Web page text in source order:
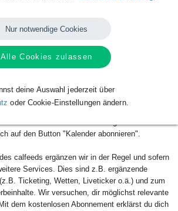
Desktop-PC integrieren? Kein Problem mit den
Spieltermine angelegt oder geändert werden,
Kalender automatisch. Du musst nach dem
gehört also der Vergangenheit an. Los geht´s!
auf den Button "Kalender abonnieren".
calfeeds ergänzen wir in der Regel und sofern
Services. Dies sind z.B. ergänzende
Ticketing, Wetten, Liveticker o.ä.) und zum
Wir versuchen, dir möglichst relevante
dem kostenlosen Abonnement erklärst du dich
Nur notwendige Cookies
Alle Cookies zulassen
deine Auswahl jederzeit über
oder Cookie-Einstellungen ändern.